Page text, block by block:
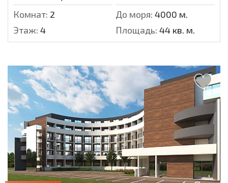
Комнат: 2 До моря: 4000 м.
Этаж: 4 Площадь: 44 кв. м.